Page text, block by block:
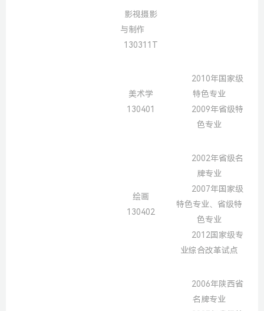
影视摄影
与制作
130311T
美术学
130401
2010年国家级
特色专业
2009年省级特
色专业
绘画
130402
2002年省级名
牌专业
2007年国家级
特色专业、省级特
色专业
2012国家级专
业综合改革试点
2006年陕西省
名牌专业